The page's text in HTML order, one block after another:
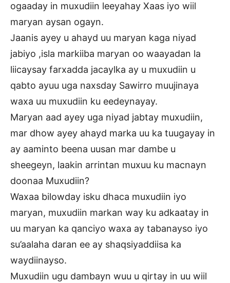
ogaaday in muxudiin leeyahay Xaas iyo wiil
maryan aysan ogayn.
Jaanis ayey u ahayd uu maryan kaga niyad
jabiyo ,isla markiiba maryan oo waayadan la
liicaysay farxadda jacaylka ay u muxudiin u
qabto ayuu uga naxsday Sawirro muujinaya
waxa uu muxudiin ku eedeynayay.
Maryan aad ayey uga niyad jabtay muxudiin,
mar dhow ayey ahayd marka uu ka tuugayay in
ay aaminto beena uusan mar dambe u
sheegeyn, laakin arrintan muxuu ku macnayn
doonaa Muxudiin?
Waxaa bilowday isku dhaca muxudiin iyo
maryan, muxudiin markan way ku adkaatay in
uu maryan ka qanciyo waxa ay tabanayso iyo
su’aalaha daran ee ay shaqsiyaddiisa ka
waydiinayso.
Muxudiin ugu dambayn wuu u qirtay in uu wiil